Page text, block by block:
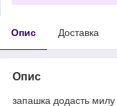
Опис Доставка
Опис
запашка додасть